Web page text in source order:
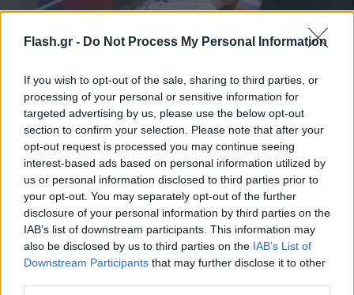
Flash.gr - Do Not Process My Personal Information
If you wish to opt-out of the sale, sharing to third parties, or
processing of your personal or sensitive information for
targeted advertising by us, please use the below opt-out
section to confirm your selection. Please note that after your
opt-out request is processed you may continue seeing
interest-based ads based on personal information utilized by
us or personal information disclosed to third parties prior to
your opt-out. You may separately opt-out of the further
disclosure of your personal information by third parties on the
IAB’s list of downstream participants. This information may
also be disclosed by us to third parties on the IAB’s List of
Downstream Participants that may further disclose it to other
Ο Πούτιν απειλεί τους πάντες με χρήση
πυρηνικών - Η Ρωσία αλλάζει πυρηνικό δόγμα
Ο Πούτιν λέει ότι η Ρωσία διατηρεί το δικαίωμα να
χρησιμοποιήσει πυρηνικά ακόμη και αν δεχτεί επίθεση με
συμβατικά όπλα.
25.09.2024 21:44
Συντακτική
Ομάδα
Flash.gr